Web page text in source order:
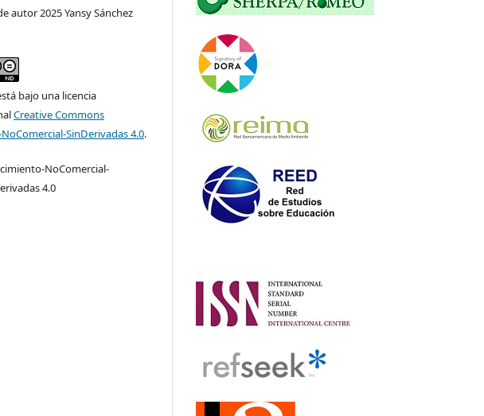
autor 2025 Yansy Sánchez
bajo una licencia
Creative Commons
SinDerivadas 4.0.
NoComercial-
4.0